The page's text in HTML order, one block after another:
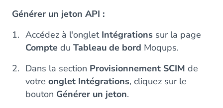
Générer un jeton API :
Accédez à l'onglet Intégrations sur la page
Compte du Tableau de bord Moqups.
Dans la section Provisionnement SCIM de
votre onglet Intégrations, cliquez sur le
bouton Générer un jeton.